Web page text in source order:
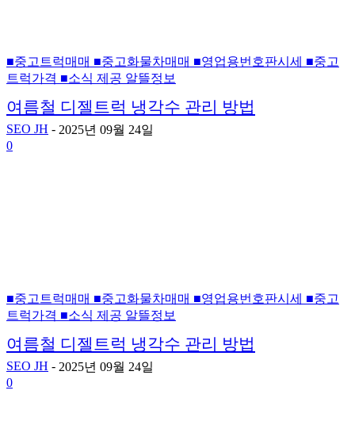
■중고트럭매매 ■중고화물차매매 ■영업용번호판시세 ■중고
트럭가격 ■소식 제공 알뜰정보
여름철 디젤트럭 냉각수 관리 방법
SEO JH - 2025년 09월 24일
0
■중고트럭매매 ■중고화물차매매 ■영업용번호판시세 ■중고
트럭가격 ■소식 제공 알뜰정보
여름철 디젤트럭 냉각수 관리 방법
SEO JH - 2025년 09월 24일
0